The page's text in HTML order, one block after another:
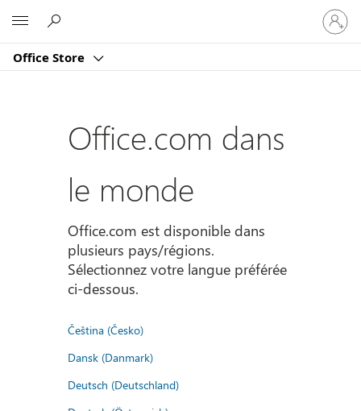
Office Store
vous
à
compte
Office.com dans
le monde
Office.com est disponible dans
plusieurs pays/régions.
Sélectionnez votre langue préférée
ci-dessous.
Čeština (Česko)
Dansk (Danmark)
Deutsch (Deutschland)